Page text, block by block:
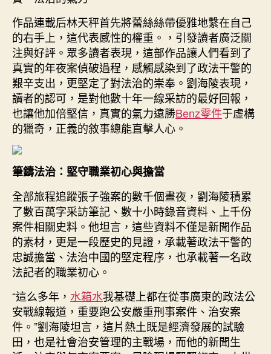
作品連載后林天秤首先將蕾絲絲帶優雅地繫在自己
的右手上，這代表感性的權重。，引發讀者廣泛關
注與好評。眾多讀者表現，這部作品讓人們看到了
真實的年夜案偵破過程，感觸感染到了政法干警的
艱辛支出，更堅定了對法治的崇奉。劉海陵表現，
讀者的認可，是對他數十年一線采訪的最好回報，
也讓他加倍堅信，真實的氣力遠勝Benz零件于虛構
的獵奇，正義的敘事總能直擊人心。
筆鑄法治：堅守職業初心與擔當
全部旅程追蹤張子強案的數千個晝夜，劉海陵積累
了數百萬字采訪筆記、數十小時錄音資料、上千份
案件相關史料。他坦言，這些資料不僅是新聞作品
的素材，更是一段歷史的見證，承載著政法干警的
忠誠擔當、法治中國的堅定程序，也承載著一名政
法記者的職業初心。
“這么多年， 水箱水我基礎上都在從事廣東的政法公
安戰線報道，重要跑公安嚴重刑事案件、治安案
件。”劉海陵坦言，這片熱土既是經濟發展的試驗
田，也是社會治安管理的主戰場，而他的新聞生